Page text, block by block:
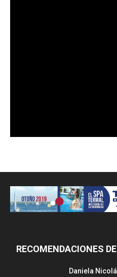
RECOMENDACIONES
Daniela